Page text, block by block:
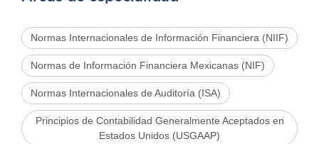
Normas Internacionales de Información Financiera (NIIF)
Normas de Información Financiera Mexicanas (NIF)
Normas Internacionales de Auditoría (ISA)
Principios de Contabilidad Generalmente Aceptados en
Estados Unidos (USGAAP)